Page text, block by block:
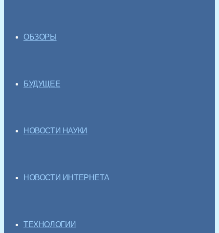
ОБЗОРЫ
БУДУЩЕЕ
НОВОСТИ НАУКИ
НОВОСТИ ИНТЕРНЕТА
ТЕХНОЛОГИИ